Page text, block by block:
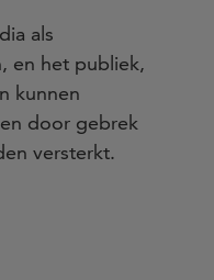
als
en het publiek,
kunnen
door gebrek
versterkt.